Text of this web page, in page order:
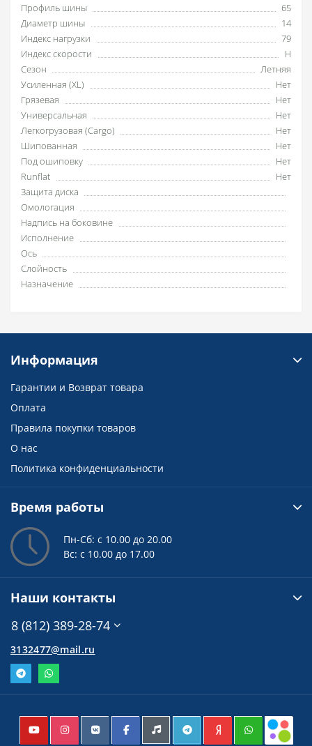
Профиль шины
65
Диаметр шины
14
Индекс нагрузки
79
Индекс скорости
H
Сезон
Летняя
Усиленная (XL)
Нет
Грязевая
Нет
Универсальная
Нет
Легкогрузовая (Cargo)
Нет
Шипованная
Нет
Под ошиповку
Нет
Runflat
Нет
Защита диска
Омологация
Надпись на боковине
Исполнение
Ось
Слойность
Назначение
Информация
Гарантии и Возврат товара
Оплата
Правила покупки товаров
О нас
Политика конфиденциальности
Время работы
Пн-Сб: с 10.00 до 20.00
Вс: с 10.00 до 17.00
Наши контакты
8 (812) 389-28-74
3132477@mail.ru